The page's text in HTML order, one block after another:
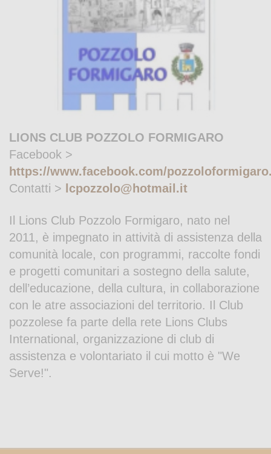
LIONS CLUB POZZOLO FORMIGARO
Facebook >
https://www.facebook.com/
Contatti >
lcpozzolo@hotmail.it
Il Lions Club Pozzolo Formigaro, nato nel
2011, è impegnato in attività di assistenza della
comunità locale, con programmi, raccolte fondi
e progetti comunitari a sostegno della salute,
dell’educazione, della cultura, in collaborazione
con le atre associazioni del territorio. Il Club
pozzolese fa parte della rete Lions Clubs
International, organizzazione di club di
assistenza e volontariato il cui motto è "We
Serve!".